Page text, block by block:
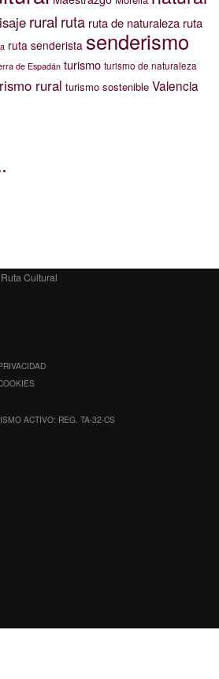
rural ruta ruta de naturaleza ruta
ruta senderista senderismo
de Espadán turismo turismo de naturaleza
rural turismo sostenible Valencia
Cultural
ACTIVO: REG. TA-32-CS